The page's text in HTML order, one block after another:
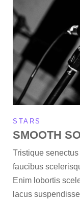
STARS
SMOOTH
Tristique
faucibus
Enim lobortis
lacus